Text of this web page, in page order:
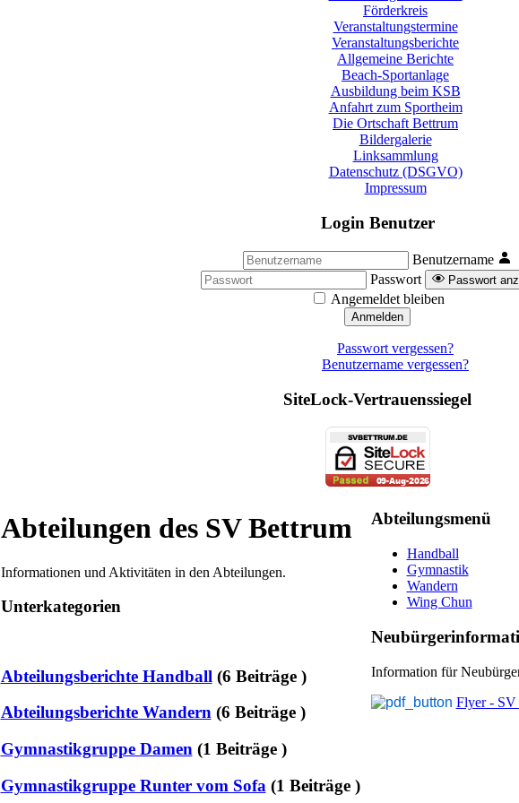
Förderkreis
Veranstaltungstermine
Veranstaltungsberichte
Allgemeine Berichte
Beach-Sportanlage
Ausbildung beim KSB
Anfahrt zum Sportheim
Die Ortschaft Bettrum
Bildergalerie
Linksammlung
Datenschutz (DSGVO)
Impressum
Login Benutzer
Benutzername
Passwort
Passwort
Angemeldet bleiben
Anmelden
Passwort vergessen?
Benutzername vergessen?
SiteLock-Vertrauenssiegel
Abteilungen des SV Bettrum
Informationen und Aktivitäten in den Abteilungen.
Unterkategorien
Abteilungsberichte Handball (6 Beiträge )
Abteilungsberichte Wandern (6 Beiträge )
Gymnastikgruppe Damen (1 Beiträge )
Gymnastikgruppe Runter vom Sofa (1 Beiträge )
Abteilungsmenü
Handball
Gymnastik
Wandern
Wing Chun
Information für
Flyer - SV